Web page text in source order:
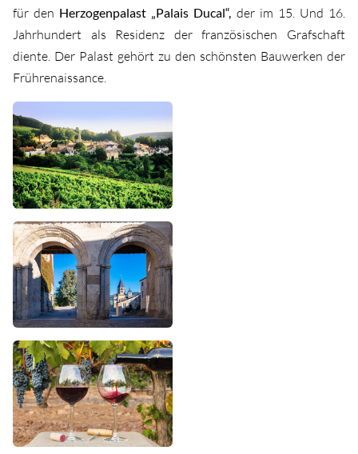
für den Herzogenpalast „Palais Ducal“, der im 15. Und 16.
Jahrhundert als Residenz der französischen Grafschaft
diente. Der Palast gehört zu den schönsten Bauwerken der
Frührenaissance.